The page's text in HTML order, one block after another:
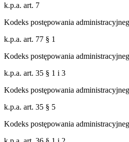
k.p.a. art. 7
Kodeks postępowania
k.p.a. art. 77 § 1
Kodeks postępowania
k.p.a. art. 35 § 1 i 3
Kodeks postępowania
k.p.a. art. 35 § 5
Kodeks postępowania